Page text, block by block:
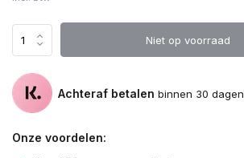
Niet op voorraad
Achteraf betalen binnen 30 dagen
Onze voordelen: